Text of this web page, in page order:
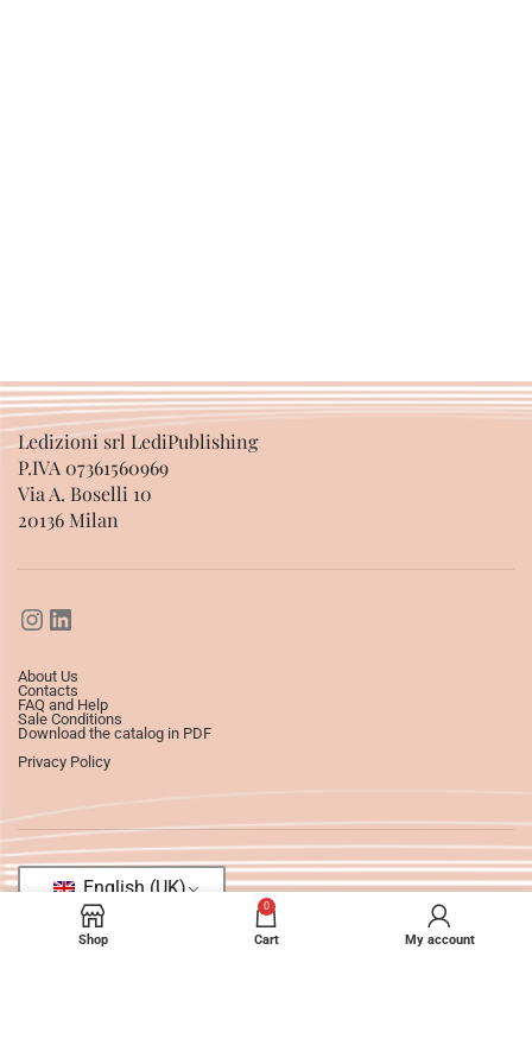
Ledizioni srl LediPublishing
P.IVA 07361560969
Via A. Boselli 10
20136 Milan
About Us
Contacts
FAQ and Help
Sale Conditions
Download the catalog in PDF
Privacy Policy
English (UK)
Shop
0
Cart My account